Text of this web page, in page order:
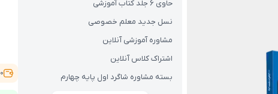
حاوی 6 جلد کتاب آموزشی
نسل جدید معلم خصوصی
مشاوره آموزشی آنلاین
اشتراک کلاس آنلاین
بسته مشاوره شاگرد اول پایه چهارم